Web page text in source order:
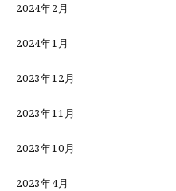
2024年2月
2024年1月
2023年12月
2023年11月
2023年10月
2023年4月